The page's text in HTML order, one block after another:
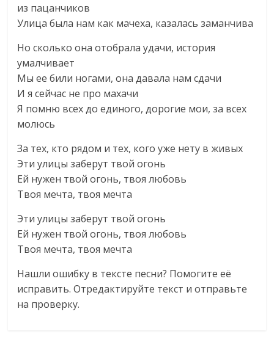
из пацанчиков
Улица была нам как мачеха, казалась заманчива
Но сколько она отобрала удачи, история
умалчивает
Мы ее били ногами, она давала нам сдачи
И я сейчас не про махачи
Я помню всех до единого, дорогие мои, за всех
молюсь
За тех, кто рядом и тех, кого уже нету в живых
Эти улицы заберут твой огонь
Ей нужен твой огонь, твоя любовь
Твоя мечта, твоя мечта
Эти улицы заберут твой огонь
Ей нужен твой огонь, твоя любовь
Твоя мечта, твоя мечта
Нашли ошибку в тексте песни? Помогите еë
исправить. Отредактируйте текст и отправьте
на проверку.